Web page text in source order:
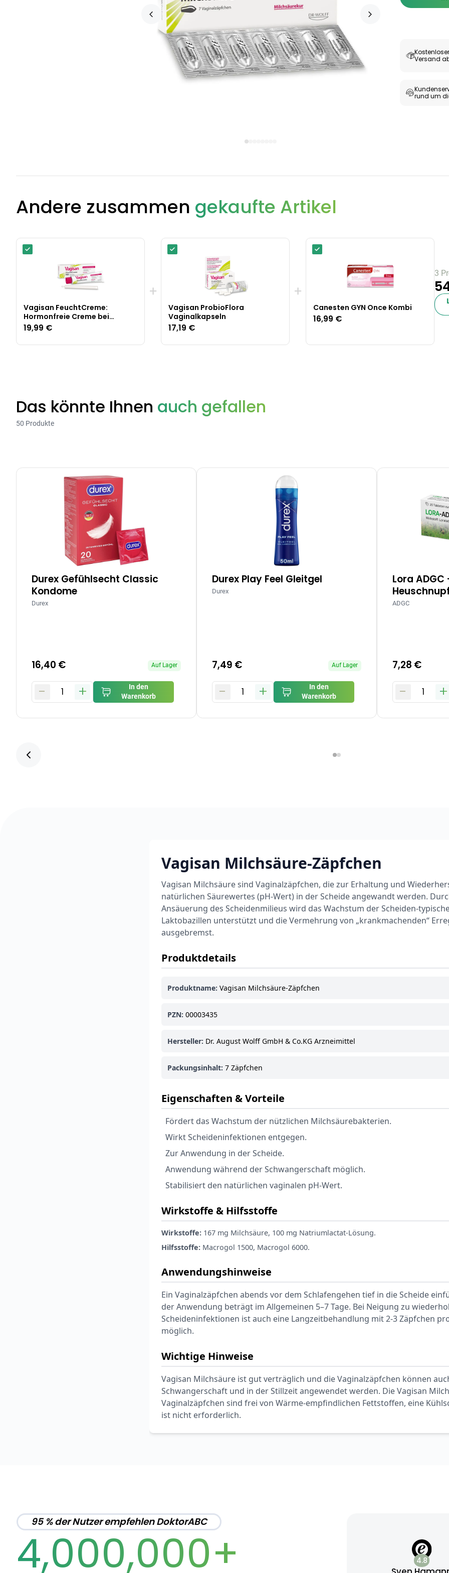
Kostenloser
Versand
rund um
Andere zusammen gekaufte Artikel
Vagisan FeuchtCreme:
Hormonfreie Creme bei
Scheidentrockenheit
19,99 €
+
Vagisan ProbioFlora
Vaginalkapseln
17,19 €
+
Canesten GYN Once Kombi
16,99 €
3
Das könnte Ihnen auch gefallen
50 Produkte
Durex Gefühlsecht Classic
Kondome
Durex
16,40 € Auf Lager
- 1 +
In den
Warenkorb
Durex Play Feel Gleitgel
Durex
7,49 € Auf Lager
- 1 +
In den
Warenkorb
Lora ADGC
ADGC
7,28 €
- 1 +
Vagisan Milchsäure-Zäpfchen
Vagisan Milchsäure sind Vaginalzäpfchen, die zur Erhaltung und
natürlichen Säurewertes (pH-Wert) in der Scheide angewandt werden.
Ansäuerung des Scheidenmilieus wird das Wachstum der Scheiden-
Laktobazillen unterstützt und die Vermehrung von „krankmachenden“
ausgebremst.
Produktdetails
Produktname: Vagisan Milchsäure-Zäpfchen
PZN: 00003435
Hersteller: Dr. August Wolff GmbH & Co.KG Arzneimittel
Packungsinhalt: 7 Zäpfchen
Eigenschaften & Vorteile
Fördert das Wachstum der nützlichen Milchsäurebakterien.
Wirkt Scheideninfektionen entgegen.
Zur Anwendung in der Scheide.
Anwendung während der Schwangerschaft möglich.
Stabilisiert den natürlichen vaginalen pH-Wert.
Wirkstoffe & Hilfsstoffe
Wirkstoffe: 167 mg Milchsäure, 100 mg Natriumlactat-Lösung.
Hilfsstoffe: Macrogol 1500, Macrogol 6000.
Anwendungshinweise
Ein Vaginalzäpfchen abends vor dem Schlafengehen tief in die Scheide
der Anwendung beträgt im Allgemeinen 5–7 Tage. Bei Neigung zu
Scheideninfektionen ist auch eine Langzeitbehandlung mit 2-3 Zäpfchen
möglich.
Wichtige Hinweise
Vagisan Milchsäure ist gut verträglich und die Vaginalzäpfchen können
Schwangerschaft und in der Stillzeit angewendet werden. Die Vagisan
Vaginalzäpfchen sind frei von Wärme-empfindlichen Fettstoffen, eine
ist nicht erforderlich.
95 % der Nutzer empfehlen DoktorABC
4,000,000+ 4.8